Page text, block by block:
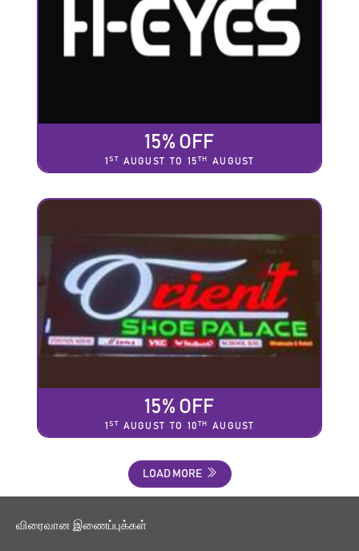
15% OFF
1 ST AUGUST TO 15 TH AUGUST
15% OFF
1 ST AUGUST TO 10 TH AUGUST
LOAD MORE
விரைவான இணைப்புக்கள்